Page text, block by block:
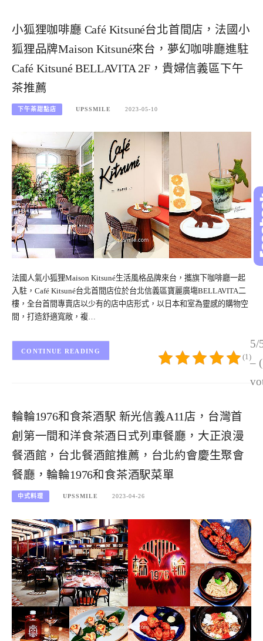
小狐狸咖啡廳 Café Kitsuné台北首間店，法國小
狐狸品牌 Maison Kitsuné來台，夢幻咖啡廳進駐
Café Kitsuné BELLAVITA 2F，貴婦信義區下午
茶推薦
下午茶甜點店 UPSSMILE 2023-05-10
法國人氣小狐狸Maison Kitsuné生活風格品牌來台，攜旗下咖啡廳一起
入駐，Café Kitsuné台北首間店位於台北信義區寶麗廣塲BELLAVITA二
樓，全台首間專賣店以少有的店中店形式，以日本和室為靈感的購物空
間，打造舒適寬敞，複…
5/
–
(1)
CONTINUE READING
輪輪1976和食茶酒駅 新光信義A11店，台灣首
創第一間和洋食茶酒日式列車餐廳，大正浪漫
餐酒館，台北餐酒館推薦，台北約會慶生聚會
餐廳，輪輪1976和食茶酒駅菜單
中式料理 UPSSMILE 2023-04-26